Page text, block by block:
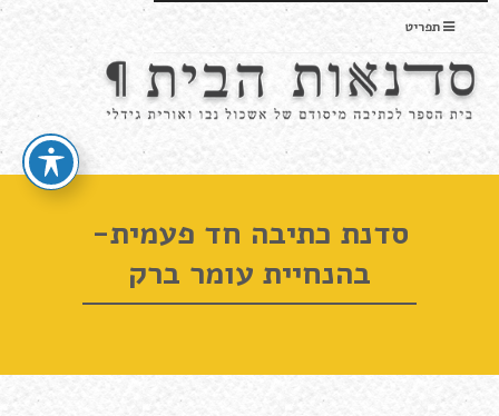
תפריט
סדנת כתיבה חד פעמית-
בהנחיית עומר ברק